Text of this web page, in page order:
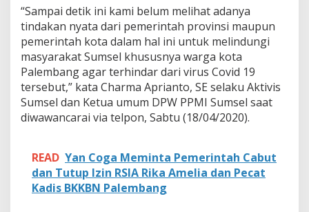
i
t
a
h
B
e
r
l
a
k
a
n
P
“Sampai detik ini kami belum melihat adanya
tindakan nyata dari pemerintah provinsi maupun
pemerintah kota dalam hal ini untuk melindungi
masyarakat Sumsel khususnya warga kota
Palembang agar terhindar dari virus Covid 19
tersebut,” kata Charma Aprianto, SE selaku Aktivis
Sumsel dan Ketua umum DPW PPMI Sumsel saat
diwawancarai via telpon, Sabtu (18/04/2020).
READ Yan Coga Meminta Pemerintah Cabut
dan Tutup Izin RSIA Rika Amelia dan Pecat
Kadis BKKBN Palembang